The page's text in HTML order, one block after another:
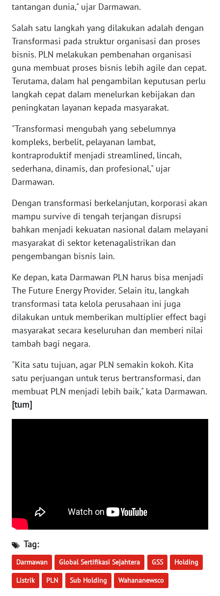
tantangan dunia," ujar Darmawan.
Salah satu langkah yang dilakukan adalah dengan
Transformasi pada struktur organisasi dan proses
bisnis. PLN melakukan pembenahan organisasi
guna membuat proses bisnis lebih agile dan cepat.
Terutama, dalam hal pengambilan keputusan perlu
langkah cepat dalam menelurkan kebijakan dan
peningkatan layanan kepada masyarakat.
"Transformasi mengubah yang sebelumnya
kompleks, berbelit, pelayanan lambat,
kontraproduktif menjadi streamlined, lincah,
sederhana, dinamis, dan profesional," ujar
Darmawan.
Dengan transformasi berkelanjutan, korporasi akan
mampu survive di tengah terjangan disrupsi
bahkan menjadi kekuatan nasional dalam melayani
masyarakat di sektor ketenagalistrikan dan
pengembangan bisnis lain.
Ke depan, kata Darmawan PLN harus bisa menjadi
The Future Energy Provider. Selain itu, langkah
transformasi tata kelola perusahaan ini juga
dilakukan untuk memberikan multiplier effect bagi
masyarakat secara keseluruhan dan memberi nilai
tambah bagi negara.
"Kita satu tujuan, agar PLN semakin kokoh. Kita
satu perjuangan untuk terus bertransformasi, dan
membuat PLN menjadi lebih baik," kata Darmawan.
[tum]
Tag:
Darmawan Global Sertifikasi Sejahtera GSS Holding
Listrik PLN Sub Holding Wahananewsco
SULTRA
WN
NTB
WN
SULTENG
WN
SULBAR
WN
WN
SUMSEL
WN
BENGKULU
LAMPUNG
WN
WN
NUSANTARA
WN
WN
KALBAR
WN
KALTENG